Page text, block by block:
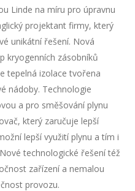
Linde na míru pro úpravnu
projektant firmy, který
unikátní řešení. Nová
kryogenních zásobníků
tepelná izolace tvořena
nádoby. Technologie
a pro směšování plynu
který zaručuje lepší
lepší využití plynu a tím i
technologické řešení též
zařízení a nemalou
provozu.